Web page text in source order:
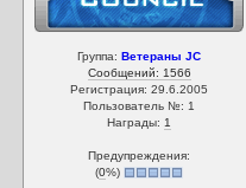
Группа:Ветераны JC
Сообщений: 1566
Регистрация: 29.6.2005
Пользователь №: 1
Награды: 1
Предупреждения:
(0%)